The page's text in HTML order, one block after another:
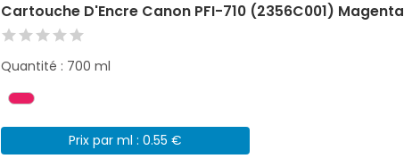
Cartouche D'Encre Canon PFI-710 (2356C001) Magenta
Quantité : 700 ml
Prix par ml : 0.55 €